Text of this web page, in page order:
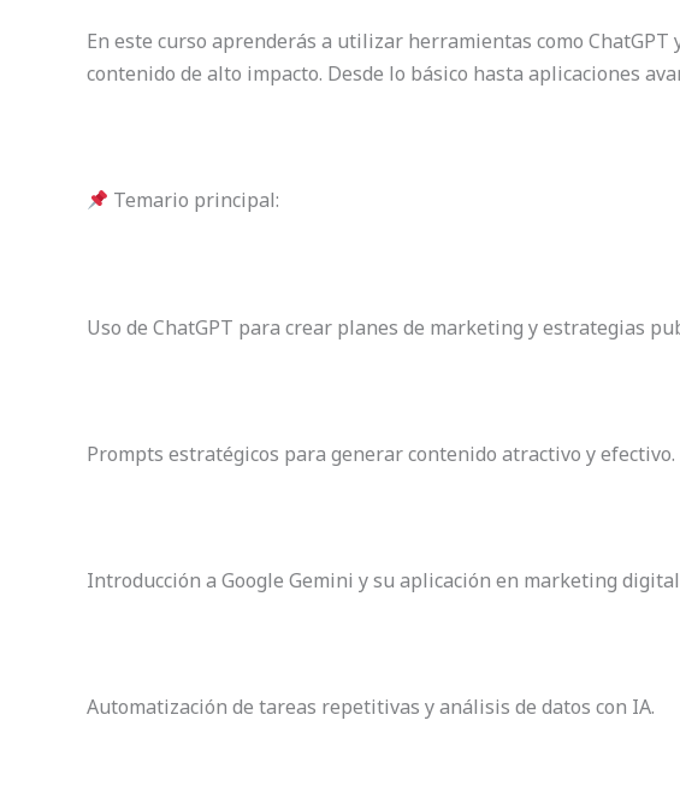
En este curso aprenderás a utilizar herramientas como
contenido de alto impacto. Desde lo básico hasta aplicaciones
Temario principal:
Uso de ChatGPT para crear planes de marketing y estrategias
Prompts estratégicos para generar contenido atractivo y efectivo.
Introducción a Google Gemini y su aplicación en marketing
Automatización de tareas repetitivas y análisis de datos con IA.